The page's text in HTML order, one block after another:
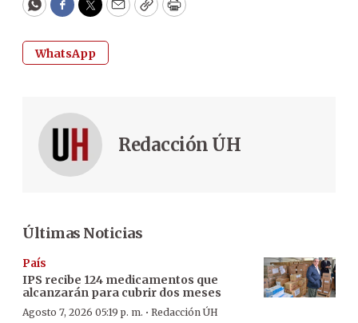
WhatsApp
Facebook
Twitter
EmailCopyPrint
WhatsApp
Redacción ÚH
Últimas Noticias
País
IPS recibe 124 medicamentos que
alcanzarán para cubrir dos meses
Agosto 7, 2026 05:19 p. m. · Redacción ÚH